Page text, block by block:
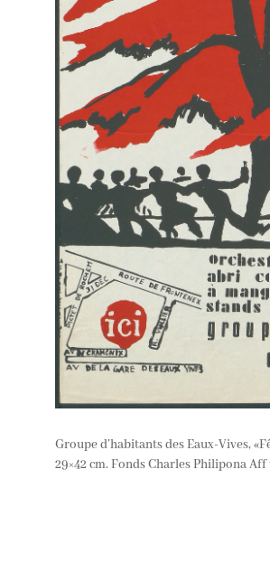
Groupe d’habitants des Eaux-Vives,
29×42 cm. Fonds Charles Philipona Aff